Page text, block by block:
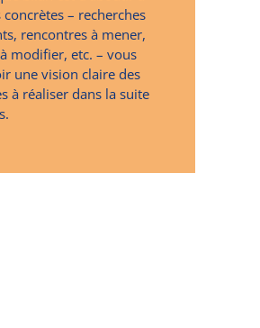
concrètes – recherches
rencontres à mener,
modifier, etc. – vous
une vision claire des
à réaliser dans la suite